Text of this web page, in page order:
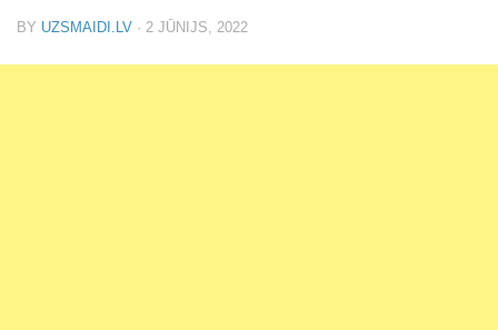
BY UZSMAIDI.LV · 2 JŪNIJS, 2022